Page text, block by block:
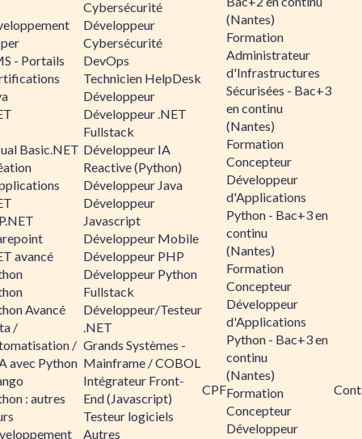
- Portails
Basic.NET
avancé
Avancé
/
/
avec Python
: autres
Cybersécurité
Développeur
Cybersécurité
DevOps
Technicien HelpDesk
Développeur
Développeur .NET
Fullstack
Développeur IA
Reactive (Python)
Développeur Java
Développeur
Javascript
Développeur Mobile
Développeur PHP
Développeur Python
Fullstack
Développeur/Testeur
.NET
Grands Systèmes -
Mainframe / COBOL
Intégrateur Front-
End (Javascript)
Testeur logiciels
Autres
CPF
(Nantes)
Formation
Administrateur
d'Infrastructures
Sécurisées - Bac+3
en continu
(Nantes)
Formation
Concepteur
Développeur
d'Applications
Python - Bac+3 en
continu
(Nantes)
Formation
Concepteur
Développeur
d'Applications
Python - Bac+3 en
continu
(Nantes)
Formation
Concepteur
Développeur